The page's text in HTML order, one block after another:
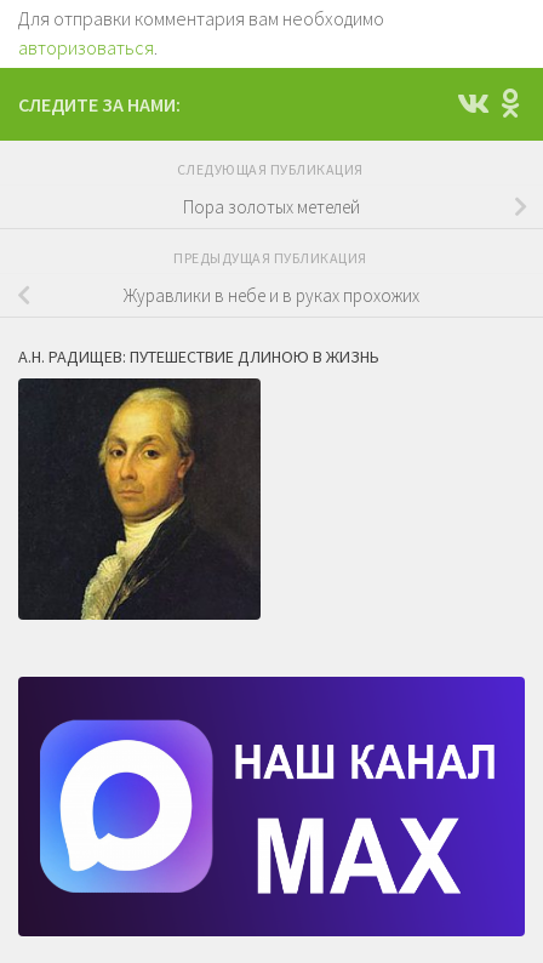
Для отправки комментария вам необходимо
авторизоваться.
СЛЕДИТЕ ЗА НАМИ:
СЛЕДУЮЩАЯ ПУБЛИКАЦИЯ
Пора золотых метелей
ПРЕДЫДУЩАЯ ПУБЛИКАЦИЯ
Журавлики в небе и в руках прохожих
А.Н. РАДИЩЕВ: ПУТЕШЕСТВИЕ ДЛИНОЮ В ЖИЗНЬ